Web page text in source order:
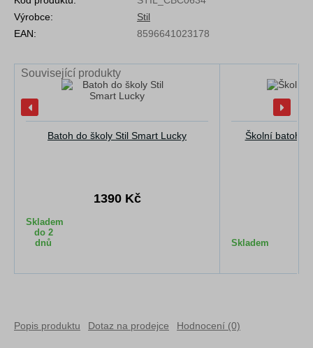
Výrobce:
Stil
EAN:
8596641023178
Související produkty
Batoh do školy Stil Smart Lucky
1390 Kč
Skladem
do 2
dnů
Školní batoh
Skladem
Popis produktu Dotaz na prodejce Hodnocení (0)